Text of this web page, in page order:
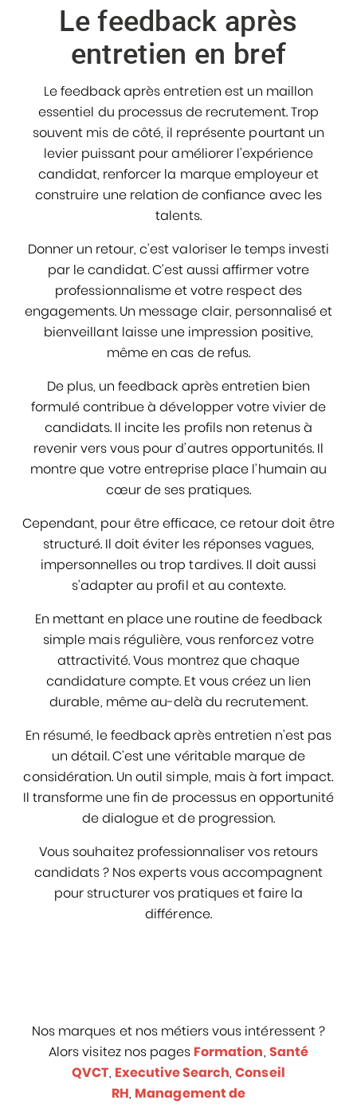
Le feedback après
entretien en bref
Le feedback après entretien est un maillon
essentiel du processus de recrutement. Trop
souvent mis de côté, il représente pourtant un
levier puissant pour améliorer l’expérience
candidat, renforcer la marque employeur et
construire une relation de confiance avec les
talents.
Donner un retour, c’est valoriser le temps investi
par le candidat. C’est aussi affirmer votre
professionnalisme et votre respect des
engagements. Un message clair, personnalisé et
bienveillant laisse une impression positive,
même en cas de refus.
De plus, un feedback après entretien bien
formulé contribue à développer votre vivier de
candidats. Il incite les profils non retenus à
revenir vers vous pour d’autres opportunités. Il
montre que votre entreprise place l’humain au
cœur de ses pratiques.
Cependant, pour être efficace, ce retour doit être
structuré. Il doit éviter les réponses vagues,
impersonnelles ou trop tardives. Il doit aussi
s’adapter au profil et au contexte.
En mettant en place une routine de feedback
simple mais régulière, vous renforcez votre
attractivité. Vous montrez que chaque
candidature compte. Et vous créez un lien
durable, même au-delà du recrutement.
En résumé, le feedback après entretien n’est pas
un détail. C’est une véritable marque de
considération. Un outil simple, mais à fort impact.
Il transforme une fin de processus en opportunité
de dialogue et de progression.
Vous souhaitez professionnaliser vos retours
candidats ? Nos experts vous accompagnent
pour structurer vos pratiques et faire la
différence.
Nos marques et nos métiers vous intéressent ?
Alors visitez nos pages Formation, Santé
QVCT, Executive Search,Conseil
RH, Management de